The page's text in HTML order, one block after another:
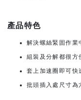
產品特色
解決螺絲緊固作業
組裝及分解都很方
套上加速圈即可快
批頭插入處尺寸為